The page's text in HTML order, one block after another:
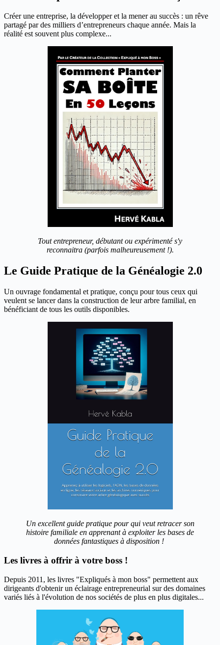
Créer une entreprise, la développer et la mener au succès : un rêve
partagé par des milliers d’entrepreneurs chaque année. Mais la
réalité est souvent plus complexe...
Tout entrepreneur, débutant ou expérimenté s'y
reconnaitra (parfois malheureusement !).
Le Guide Pratique de la Généalogie 2.0
Un ouvrage fondamental et pratique, conçu pour tous ceux qui
veulent se lancer dans la construction de leur arbre familial, en
bénéficiant de tous les outils disponibles.
Un excellent guide pratique pour qui veut retracer son
histoire familiale en apprenant à exploiter les bases de
données fantastiques à disposition !
Les livres à offrir à votre boss !
Depuis 2011, les livres "Expliqués à mon boss" permettent aux
dirigeants d'obtenir un éclairage entrepreneurial sur des domaines
variés liés à l'évolution de nos sociétés de plus en plus digitales...